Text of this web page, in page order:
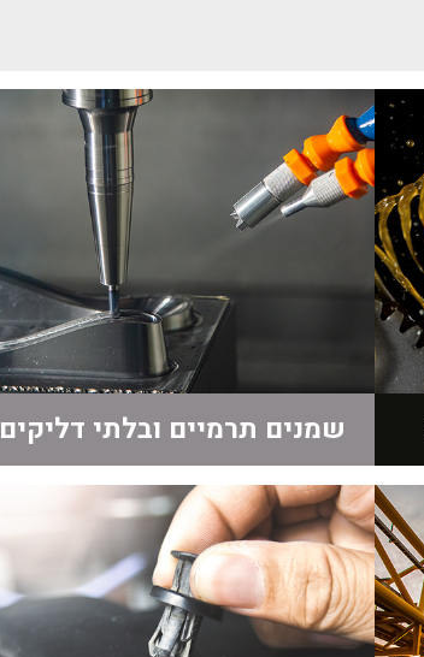
שמנים תרמיים ובלתי דליקים